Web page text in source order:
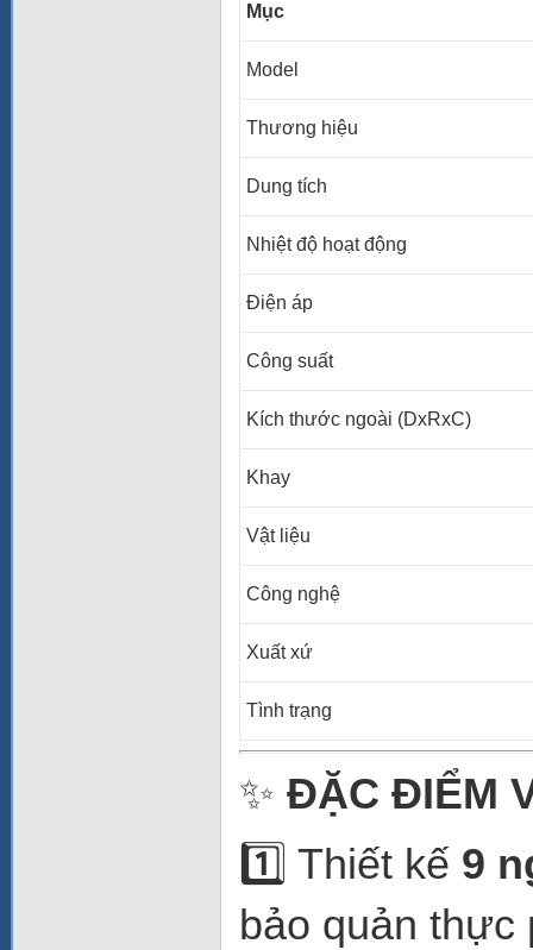
Mục
Model
Thương hiệu
Dung tích
Nhiệt độ hoạt động
Điện áp
Công suất
Kích thước ngoài (DxRxC)
Khay
Vật liệu
Công nghệ
Xuất xứ
Tình trạng
✨ ĐẶC ĐIỂM
1️⃣ Thiết kế 9
bảo quản thực